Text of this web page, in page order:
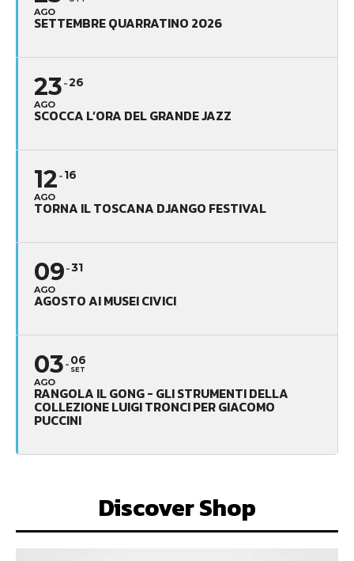
AGO
SETTEMBRE QUARRATINO 2026
23
AGO
26
SCOCCA L’ORA DEL GRANDE JAZZ
12
AGO
16
TORNA IL TOSCANA DJANGO FESTIVAL
09
AGO
31
AGOSTO AI MUSEI CIVICI
03
AGO
06
SET
RANGOLA IL GONG - GLI STRUMENTI DELLA
COLLEZIONE LUIGI TRONCI PER GIACOMO
PUCCINI
Discover Shop